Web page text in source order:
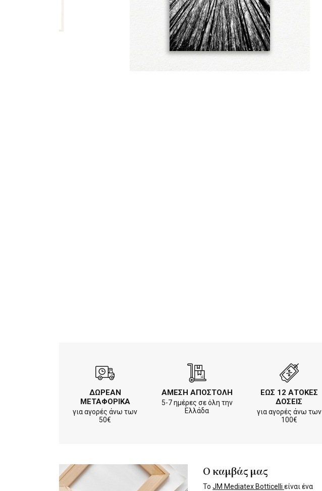
ΔΩΡΕΑΝ
ΜΕΤΑΦΟΡΙΚΑ
για αγορές άνω των
50€
ΑΜΕΣΗ ΑΠΟΣΤΟΛΗ
5-7 ημέρες σε όλη την
Ελλάδα
ΕΩΣ 12 ΑΤΟΚΕΣ
ΔΟΣΕΙΣ
για αγορές άνω των
100€
Ο καμβάς μας
Το JM Mediatex Botticelli είναι ένα